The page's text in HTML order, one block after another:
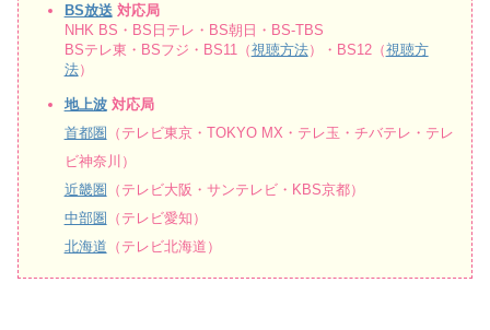
BS放送 対応局
NHK BS・BS日テレ・BS朝日・BS-TBS
BSテレ東・BSフジ・BS11（視聴方法）・BS12（視聴方
法）
地上波対応局
首都圏 （テレビ東京・TOKYO MX・テレ玉・チバテレ・テレ
ビ神奈川）
近畿圏 （テレビ大阪・サンテレビ・KBS京都）
中部圏 （テレビ愛知）
北海道 （テレビ北海道）